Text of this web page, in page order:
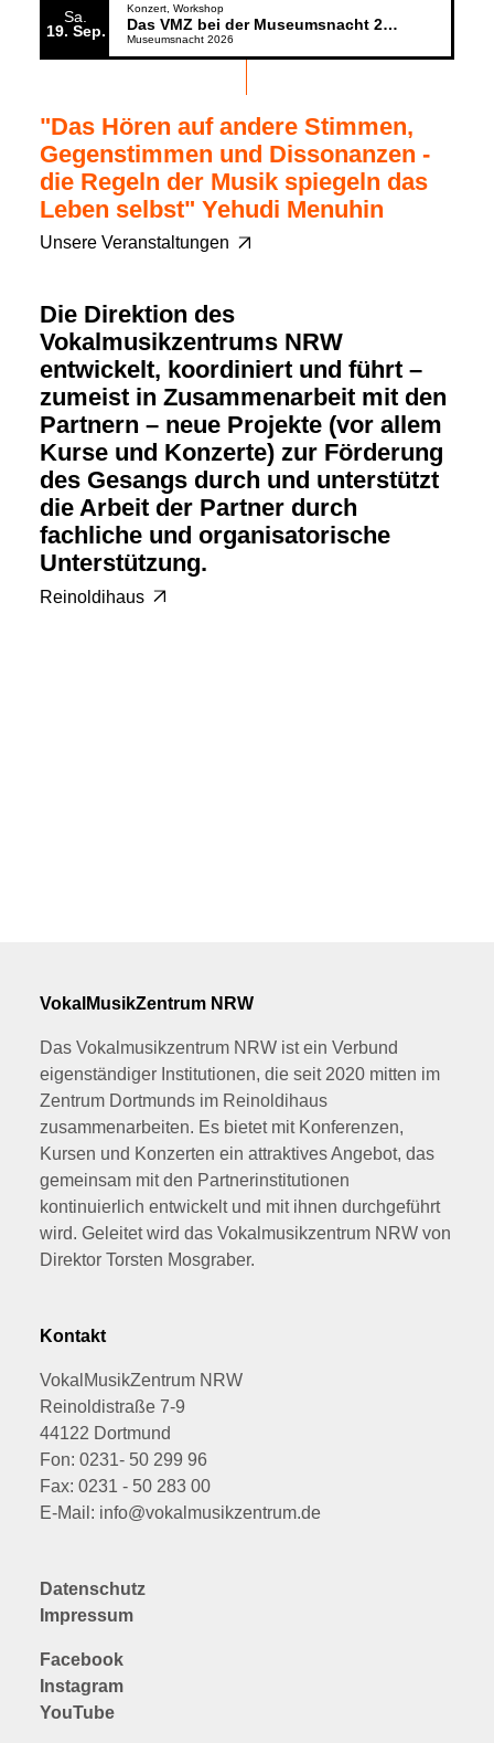
Sa.
19 Sep.
Konzert Workshop
Das VMZ bei der Museumsnacht 2026
Museumsnacht 2026
"Das Hören auf andere Stimmen,
Gegenstimmen und Dissonanzen -
die Regeln der Musik spiegeln das
Leben selbst" Yehudi Menuhin
Unsere Veranstaltungen
Die Direktion des
Vokalmusikzentrums NRW
entwickelt, koordiniert und führt –
zumeist in Zusammenarbeit mit den
Partnern – neue Projekte (vor allem
Kurse und Konzerte) zur Förderung
des Gesangs durch und unterstützt
die Arbeit der Partner durch
fachliche und organisatorische
Unterstützung.
Reinoldihaus
VokalMusikZentrum NRW
Das Vokalmusikzentrum NRW ist ein Verbund
eigenständiger Institutionen, die seit 2020 mitten im
Zentrum Dortmunds im Reinoldihaus
zusammenarbeiten. Es bietet mit Konferenzen,
Kursen und Konzerten ein attraktives Angebot, das
gemeinsam mit den Partnerinstitutionen
kontinuierlich entwickelt und mit ihnen durchgeführt
wird. Geleitet wird das Vokalmusikzentrum NRW von
Direktor Torsten Mosgraber.
Kontakt
VokalMusikZentrum NRW
Reinoldistraße 7-9
44122 Dortmund
Fon: 0231- 50 299 96
Fax: 0231 - 50 283 00
E-Mail: info@vokalmusikzentrum.de
Datenschutz
Impressum
Facebook
Instagram
YouTube